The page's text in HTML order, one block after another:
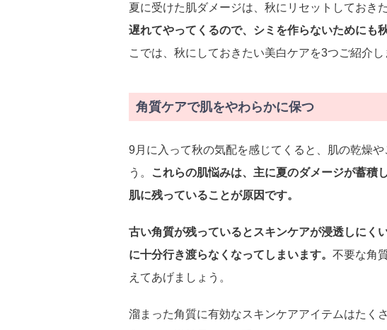
夏に受けた肌ダメージは、秋にリセットしておきた
遅れてやってくるので、シミを作らないためにも
こでは、秋にしておきたい美白ケアを3つご紹介し
角質ケアで肌をやわらかに保つ
9月に入って秋の気配を感じてくると、肌の乾燥
う。
これらの肌悩みは、主に夏のダメージが蓄積
肌に残っていることが原因です。
古い角質が残っているとスキンケアが浸透しにく
に十分行き渡らなくなってしまいます。 不要な角
えてあげましょう。
溜まった角質に有効なスキンケアアイテムはたく